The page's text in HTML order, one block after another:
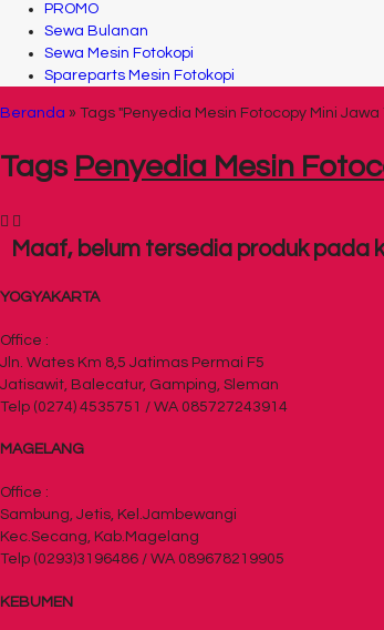
PROMO
Sewa Bulanan
Sewa Mesin Fotokopi
Spareparts Mesin Fotokopi
Beranda » Tags "Penyedia Mesin Fotocopy Mini
Tags Penyedia Mesin
Maaf, belum tersedia produk pada
YOGYAKARTA
Office :
Jln. Wates Km 8,5 Jatimas Permai F5
Jatisawit, Balecatur, Gamping, Sleman
Telp (0274) 4535751 / WA 085727243914
MAGELANG
Office :
Sambung, Jetis, Kel.Jambewangi
Kec.Secang, Kab.Magelang
Telp (0293)3196486 / WA 089678219905
KEBUMEN